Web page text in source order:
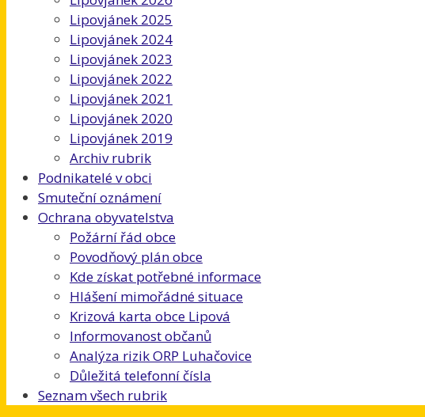
Lipovjánek 2025
Lipovjánek 2024
Lipovjánek 2023
Lipovjánek 2022
Lipovjánek 2021
Lipovjánek 2020
Lipovjánek 2019
Archiv rubrik
Podnikatelé v obci
Smuteční oznámení
Ochrana obyvatelstva
Požární řád obce
Povodňový plán obce
Kde získat potřebné informace
Hlášení mimořádné situace
Krizová karta obce Lipová
Informovanost občanů
Analýza rizik ORP Luhačovice
Důležitá telefonní čísla
Seznam všech rubrik